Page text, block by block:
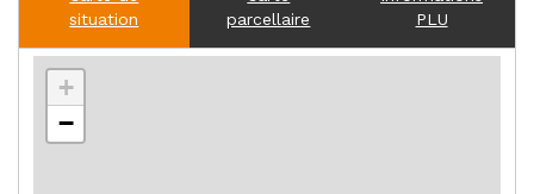
situation
parcellaire
PLU
+
−